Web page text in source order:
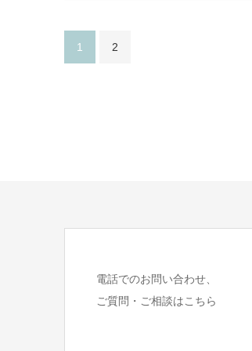
1 2
電話でのお問い合わせ、
ご質問・ご相談はこちら